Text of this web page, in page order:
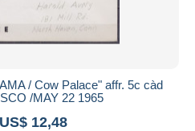
/ Cow Palace" affr. 5c càd
/MAY 22 1965
12,48